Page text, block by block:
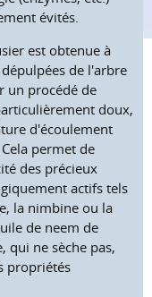
évités.
est obtenue à
de l'arbre
un procédé de
doux,
d'écoulement
permet de
des précieux
actifs tels
la nimbine ou la
de neem de
qui ne sèche pas,
propriétés